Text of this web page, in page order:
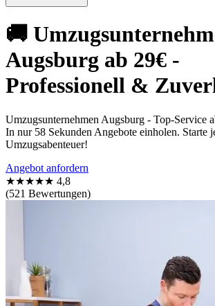
🚚
Augsburg ab 29€ -
Professionell &
Umzugsunternehmen Augsburg - Top-Service
In nur 58 Sekunden Angebote einholen. Starte
Umzugsabenteuer!
Angebot anfordern
★★★★★ 4,8
(521 Bewertungen)